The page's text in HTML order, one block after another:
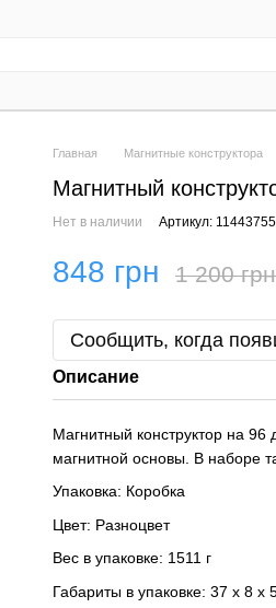
Главная Магнитные конструктора
Магнитный
Нет в наличии Артикул:
848 грн 1 200 грн
Сообщить, когда
Описание
Магнитный конструктор на
магнитной основы. В наборе
Упаковка: Коробка
Цвет: Разноцвет
Вес в упаковке: 1511 г
Габариты в упаковке: 37 x 8 x